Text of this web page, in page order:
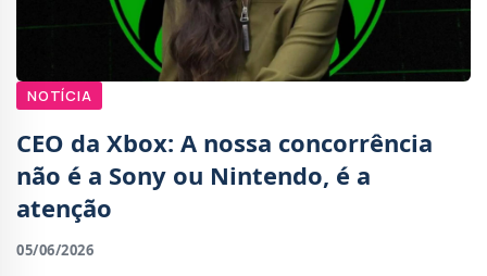
NOTÍCIA
CEO da Xbox: A nossa concorrência
não é a Sony ou Nintendo, é a
atenção
05/06/2026